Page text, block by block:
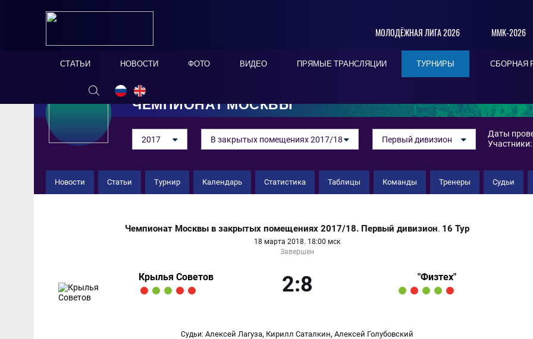
МОЛОДЁЖНАЯ ЛИГА 2026 ММК-2026
СТАТЬИ НОВОСТИ ФОТО ВИДЕО ПРЯМЫЕ ТРАНСЛЯЦИИ ТУРНИРЫ СБОРНАЯ
ЧЕМПИОНАТ МОСКВЫ
2017 В закрытых помещениях 2017/18 Первый дивизион
Даты
Новости Статьи Турнир Календарь Статистика Таблицы Команды Тренеры Судьи
Чемпионат Москвы в закрытых помещениях 2017/18. Первый дивизион. 16 Тур
18 марта 2018. 18:00 мск
Завершен
Крылья Советов 2:8 "Физтех"
Судьи: Алексей Лагуза, Кирилл Саталкин, Алексей Голубовский